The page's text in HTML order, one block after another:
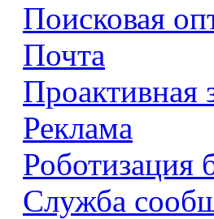
Поисковая
Почта
Проактивная
Реклама
Роботизация
Служба